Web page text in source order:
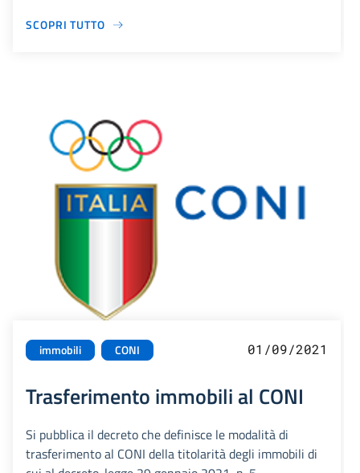
SCOPRI TUTTO
immobili CONI 01/09/2021
Trasferimento immobili al CONI
Si pubblica il decreto che definisce le modalità di
trasferimento al CONI della titolarità degli immobili di